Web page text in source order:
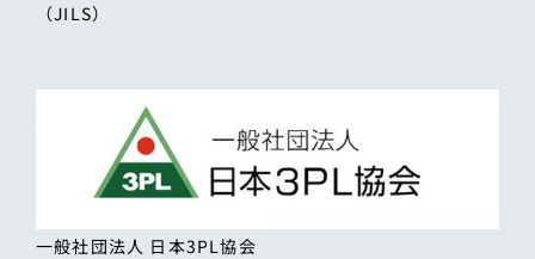
（JILS）
一般社団法人 日本3PL協会